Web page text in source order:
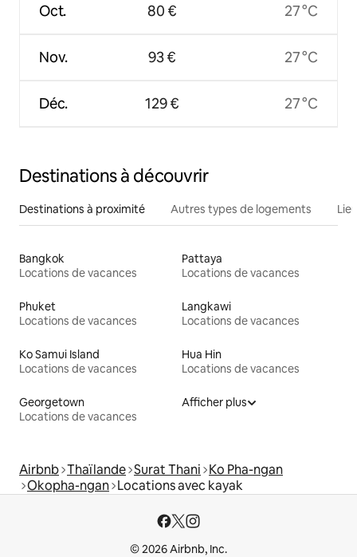
Oct.
Nov.
Déc.
80 €
93 €
129 €
27 °C
27 °C
27 °C
Destinations à découvrir
Destinations à proximité Autres types de logements
Bangkok
Locations de vacances
Pattaya
Locations de vacances
Phuket
Locations de vacances
Langkawi
Locations de vacances
Ko Samui Island
Locations de vacances
Hua Hin
Locations de vacances
Georgetown
Locations de vacances
Afficher plus
Airbnb Thaïlande Surat Thani Ko Pha-ngan
Okopha-ngan Locations avec kayak
© 2026 Airbnb, Inc.